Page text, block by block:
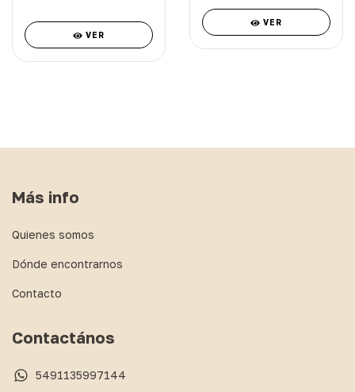
VER
VER
Más info
Quienes somos
Dónde encontrarnos
Contacto
Contactános
5491135997144